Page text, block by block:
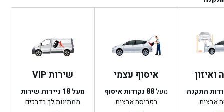
התקנה
ארצית
איסוף עצמי
מעל88 נקודות איסוף
בפריסה ארצית
שירות VIP
מעל 18 ניידות שירות
ממתינות לך בדרכים